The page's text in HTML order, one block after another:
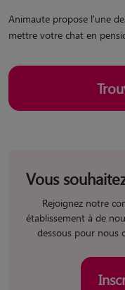
Animaute propose l'une
mettre votre chat en
Vous
Rejoignez notre
établissement à de
dessous pour nous